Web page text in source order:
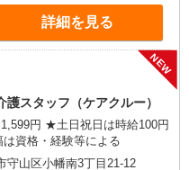
詳細を見る
NEW
スタッフ（ケアクルー）
日は時給100円
資格・経験等による
守山区小幡南3丁目21-12